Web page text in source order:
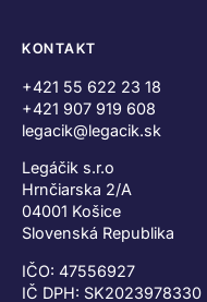
KONTAKT
+421 55 622 23 18
+421 907 919 608
legacik@legacik.sk
Legáčik s.r.o
Hrnčiarska 2/A
04001 Košice
Slovenská Republika
IČO: 47556927
IČ DPH: SK2023978330